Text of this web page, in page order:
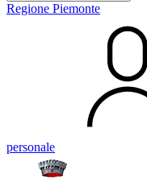
Regione Piemonte
personale